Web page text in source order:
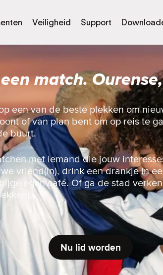
Veiligheid Support
match.
een van de beste plekken om
of van plan bent om op reis te
buurt.
met iemand die jouw
vriend(in), drink een drankje in
café. Of ga de stad
Nu lid worden